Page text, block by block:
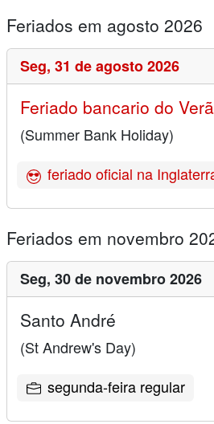
Feriados em agosto 2026
Seg, 31 de agosto 2026
Feriado bancario do
(Summer Bank Holiday)
feriado oficial na
Feriados em novembro
Seg, 30 de novembro 2026
Santo André
(St Andrew's Day)
segunda-feira regular